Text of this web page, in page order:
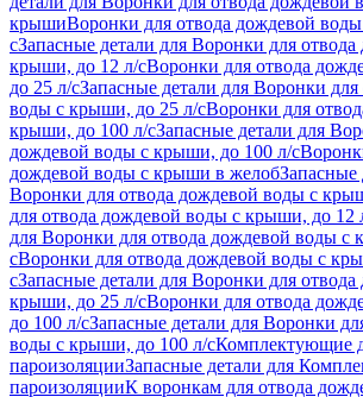
крышиВоронки для отвода дождевой
сЗапасные детали для Воронки для
крыши, до 12 л/сВоронки для отвода
до 25 л/сЗапасные детали для Воронки
воды с крыши, до 25 л/сВоронки для
крыши, до 100 л/сЗапасные детали для
дождевой воды с крыши, до 100 л/с
дождевой воды с крыши в желобЗапасные
Воронки для отвода дождевой воды с
для отвода дождевой воды с крыши, до 12
для Воронки для отвода дождевой воды с
сВоронки для отвода дождевой воды с
сЗапасные детали для Воронки для
крыши, до 25 л/сВоронки для отвода
до 100 л/сЗапасные детали для Воронки
воды с крыши, до 100 л/сКомплектующие
пароизоляцииЗапасные детали для
пароизоляцииК воронкам для отвода